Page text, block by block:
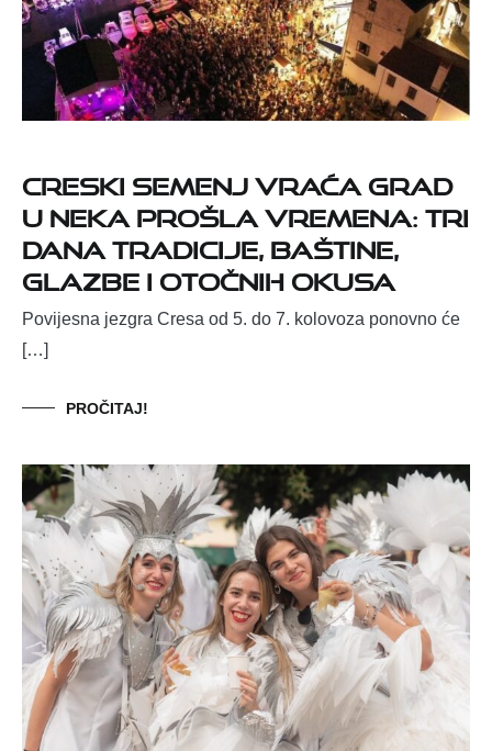
Creski semenj vraća grad
u neka prošla vremena: Tri
dana tradicije, baštine,
glazbe i otočnih okusa
Povijesna jezgra Cresa od 5. do 7. kolovoza ponovno će
[…]
PROČITAJ!